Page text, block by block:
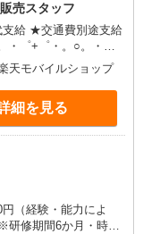
売スタッフ
給 ★交通費別途支給
友達を紹介
) ★月2回払
★ ゜・。○。・゜
天モバイルショップ
細を見る
（経験・能力によ
修期間6か月・時給